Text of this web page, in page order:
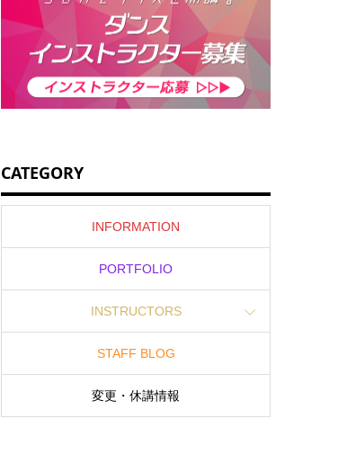
CATEGORY
INFORMATION
PORTFOLIO
INSTRUCTORS
STAFF BLOG
変更・休講情報